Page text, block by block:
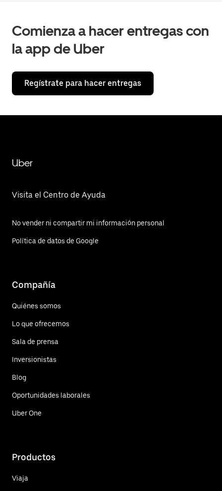
Comienza a hacer entregas con
la app de Uber
Regístrate para hacer entregas
Uber
Visita el Centro de Ayuda
No vender ni compartir mi información personal
Política de datos de Google
Compañía
Quiénes somos
Lo que ofrecemos
Sala de prensa
Inversionistas
Blog
Oportunidades laborales
Uber One
Productos
Viaja